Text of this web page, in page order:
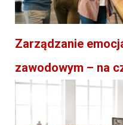
Zarządzanie
zawodowym – na